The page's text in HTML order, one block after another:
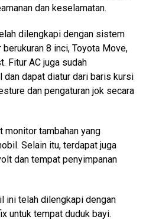
dan keselamatan.
dilengkapi dengan sistem
8 inci, Toyota Move,
Fitur AC juga sudah
dapat diatur dari baris kursi
dan pengaturan jok secara
monitor tambahan yang
Selain itu, terdapat juga
dan tempat penyimpanan
ini telah dilengkapi dengan
untuk tempat duduk bayi.